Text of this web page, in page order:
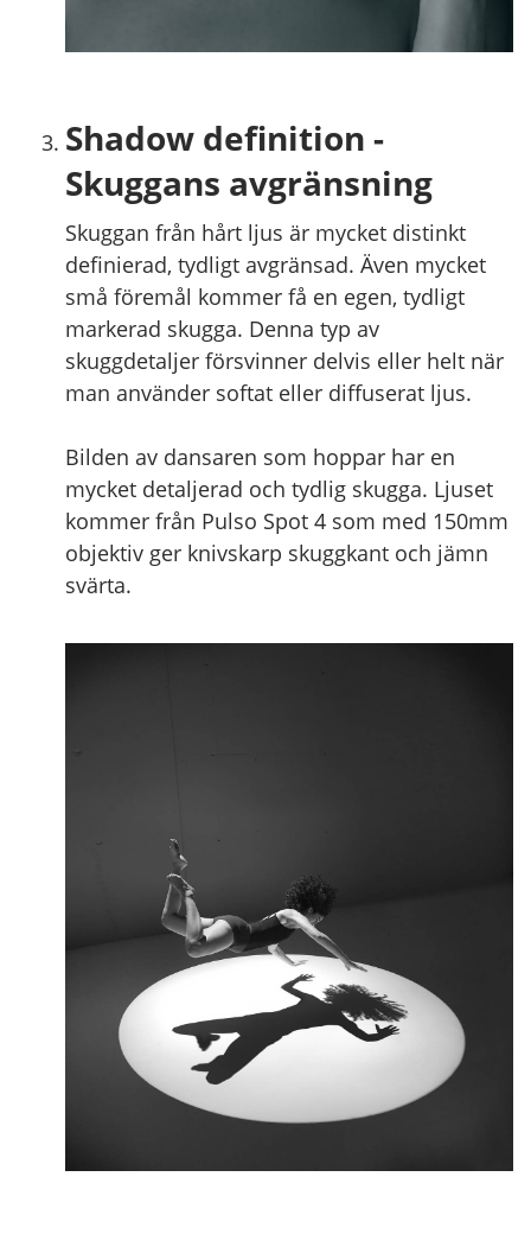
Shadow definition -
Skuggans avgränsning
Skuggan från hårt ljus är mycket distinkt
definierad, tydligt avgränsad. Även mycket
små föremål kommer få en egen, tydligt
markerad skugga. Denna typ av
skuggdetaljer försvinner delvis eller helt när
man använder softat eller diffuserat ljus.
Bilden av dansaren som hoppar har en
mycket detaljerad och tydlig skugga. Ljuset
kommer från Pulso Spot 4 som med 150mm
objektiv ger knivskarp skuggkant och jämn
svärta.